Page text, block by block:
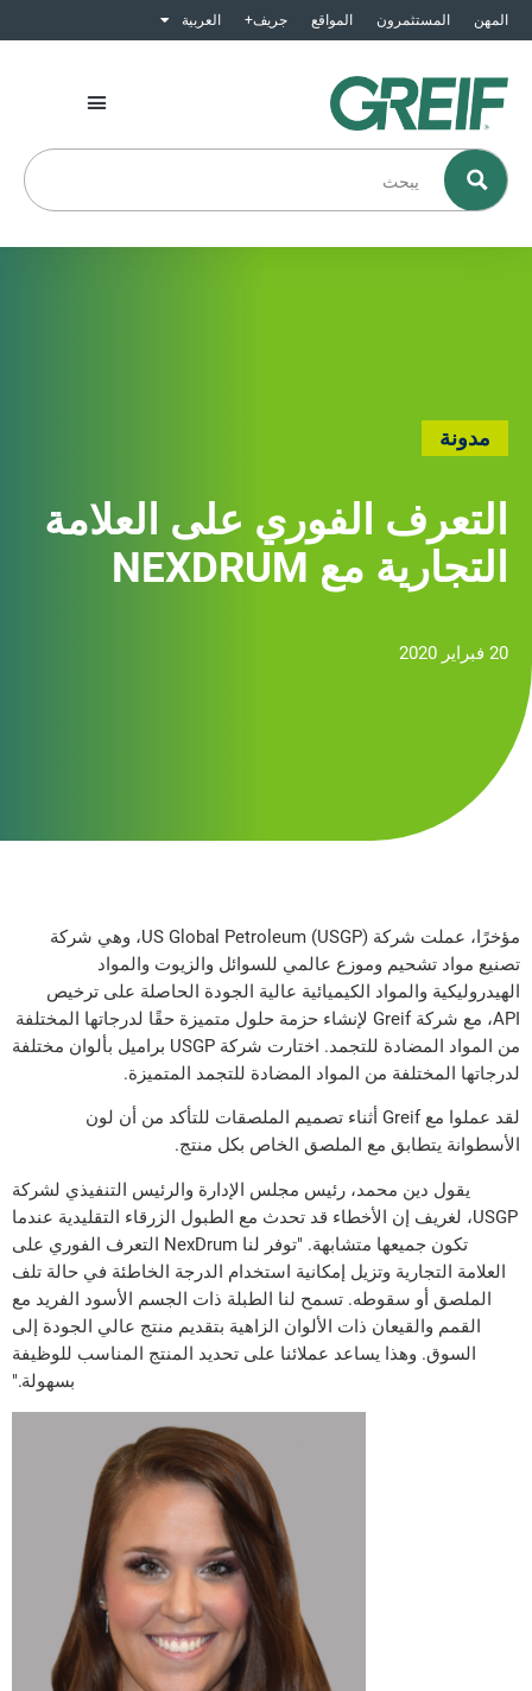
المهن المستثمرون المواقع جريف+ العربية
مدونة
التعرف الفوري على العلامة
التجارية مع NEXDRUM
20 فبراير 2020
مؤخرًا، عملت شركة US Global Petroleum (USGP)، وهي شركة
تصنيع مواد تشحيم وموزع عالمي للسوائل والزيوت والمواد
الهيدروليكية والمواد الكيميائية عالية الجودة الحاصلة على ترخيص
API، مع شركة Greif لإنشاء حزمة حلول متميزة حقًا لدرجاتها المختلفة
من المواد المضادة للتجمد. اختارت شركة USGP براميل بألوان مختلفة
لدرجاتها المختلفة من المواد المضادة للتجمد المتميزة.
لقد عملوا مع Greif أثناء تصميم الملصقات للتأكد من أن لون
الأسطوانة يتطابق مع الملصق الخاص بكل منتج.
يقول دين محمد، رئيس مجلس الإدارة والرئيس التنفيذي لشركة
USGP، لغريف إن الأخطاء قد تحدث مع الطبول الزرقاء التقليدية عندما
تكون جميعها متشابهة. "توفر لنا NexDrum التعرف الفوري على
العلامة التجارية وتزيل إمكانية استخدام الدرجة الخاطئة في حالة تلف
الملصق أو سقوطه. تسمح لنا الطبلة ذات الجسم الأسود الفريد مع
القمم والقيعان ذات الألوان الزاهية بتقديم منتج عالي الجودة إلى
السوق. وهذا يساعد عملائنا على تحديد المنتج المناسب للوظيفة
بسهولة."